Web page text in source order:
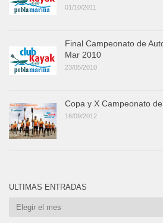
01/10/2011
Final Campeonato de
Mar 2010
23/05/2010
Copa y X Campeonato
16/09/2012
ULTIMAS ENTRADAS
Ultimas